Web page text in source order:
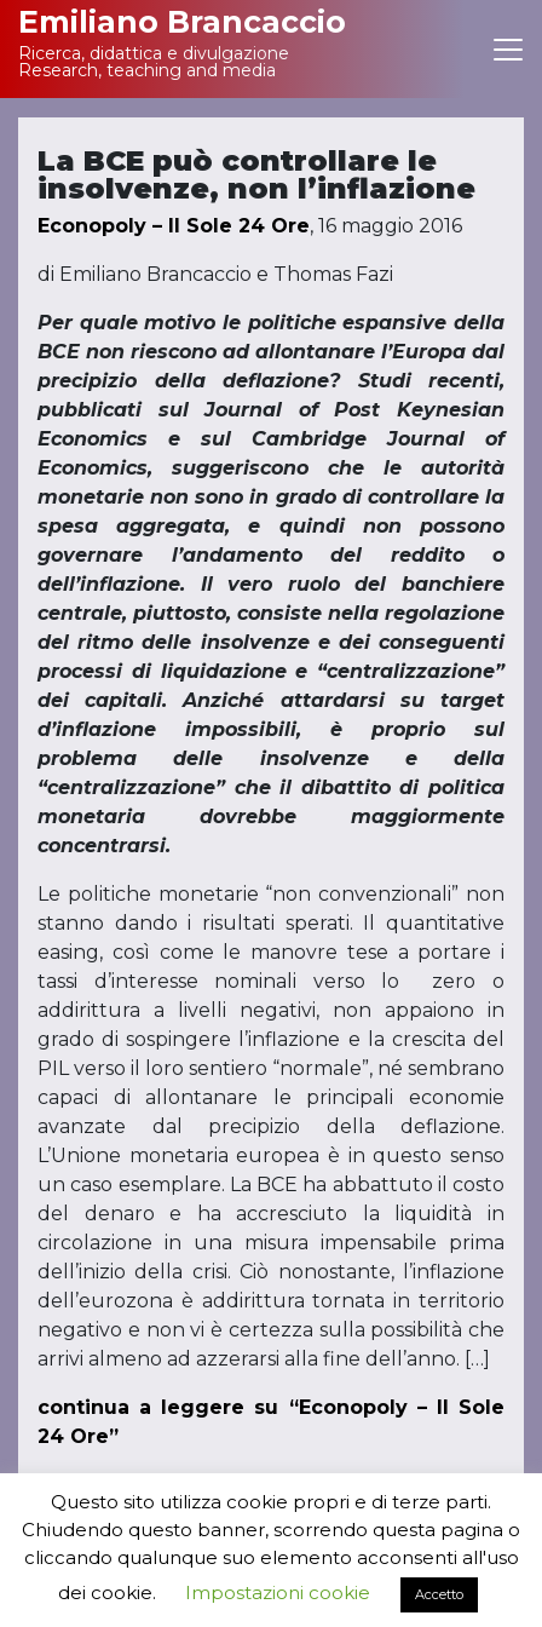
Main Navigation
Emiliano Brancaccio
Ricerca, didattica e divulgazione
Research, teaching and media
La BCE può controllare le
insolvenze, non l’inflazione
Econopoly – Il Sole 24 Ore, 16 maggio 2016
di Emiliano Brancaccio e Thomas Fazi
Per quale motivo le politiche espansive della
BCE non riescono ad allontanare l’Europa dal
precipizio della deflazione? Studi recenti,
pubblicati sul Journal of Post Keynesian
Economics e sul Cambridge Journal of
Economics, suggeriscono che le autorità
monetarie non sono in grado di controllare la
spesa aggregata, e quindi non possono
governare l’andamento del reddito o
dell’inflazione. Il vero ruolo del banchiere
centrale, piuttosto, consiste nella regolazione
del ritmo delle insolvenze e dei conseguenti
processi di liquidazione e “centralizzazione”
dei capitali. Anziché attardarsi su target
d’inflazione impossibili, è proprio sul
problema delle insolvenze e della
“centralizzazione” che il dibattito di politica
monetaria dovrebbe maggiormente
concentrarsi.
Le politiche monetarie “non convenzionali” non
stanno dando i risultati sperati. Il quantitative
easing, così come le manovre tese a portare i
tassi d’interesse nominali verso lo zero o
addirittura a livelli negativi, non appaiono in
grado di sospingere l’inflazione e la crescita del
PIL verso il loro sentiero “normale”, né sembrano
capaci di allontanare le principali economie
avanzate dal precipizio della deflazione.
L’Unione monetaria europea è in questo senso
un caso esemplare. La BCE ha abbattuto il costo
del denaro e ha accresciuto la liquidità in
circolazione in una misura impensabile prima
dell’inizio della crisi. Ciò nonostante, l’inflazione
dell’eurozona è addirittura tornata in territorio
negativo e non vi è certezza sulla possibilità che
arrivi almeno ad azzerarsi alla fine dell’anno. […]
continua a leggere su “Econopoly – Il Sole
24 Ore”
« Tutti gli articoli
Questo sito utilizza cookie propri e di terze parti.
Chiudendo questo banner, scorrendo questa pagina o
cliccando qualunque suo elemento acconsenti all'uso
dei cookie.
Impostazioni cookie Accetto